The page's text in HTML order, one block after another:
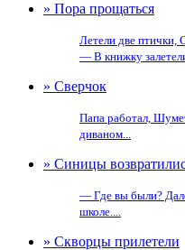
» Пора прощаться
Летели две птички,
— В книжку
» Сверчок
Папа работал,
диваном...
» Синицы
— Где вы были?
школе....
» Скворцы прилетели